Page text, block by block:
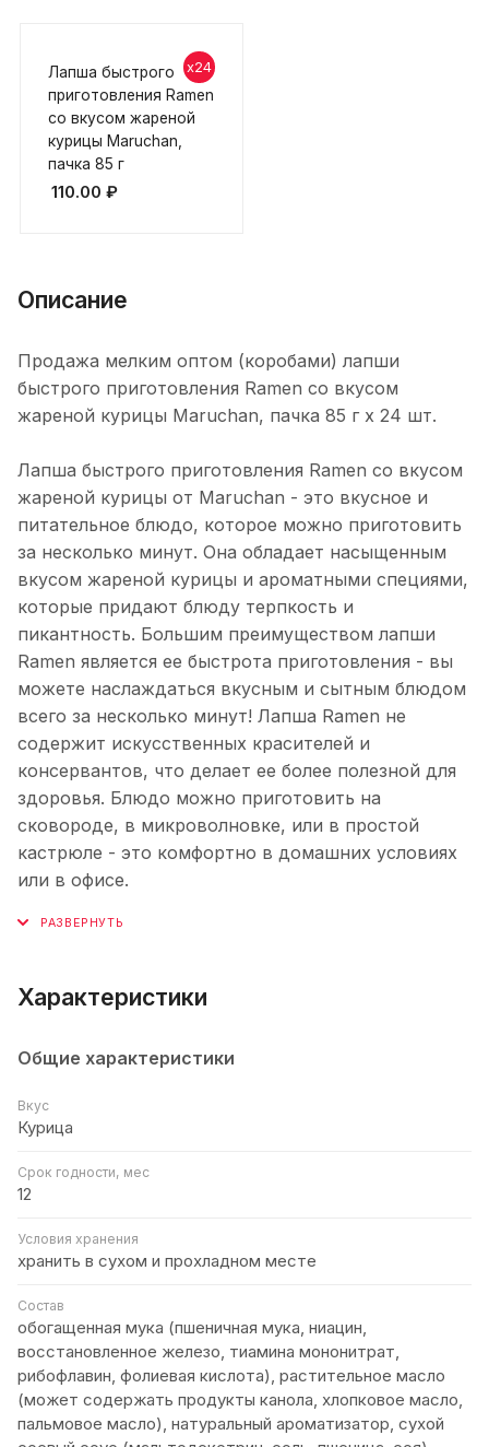
x24
Лапша быстрого
приготовления Ramen
со вкусом жареной
курицы Maruchan,
пачка 85 г
110.00 ₽
Описание
Продажа мелким оптом (коробами) лапши
быстрого приготовления Ramen со вкусом
жареной курицы Maruchan, пачка 85 г х 24 шт.
Лапша быстрого приготовления Ramen со вкусом
жареной курицы от Maruchan - это вкусное и
питательное блюдо, которое можно приготовить
за несколько минут. Она обладает насыщенным
вкусом жареной курицы и ароматными специями,
которые придают блюду терпкость и
пикантность. Большим преимуществом лапши
Ramen является ее быстрота приготовления - вы
можете наслаждаться вкусным и сытным блюдом
всего за несколько минут! Лапша Ramen не
содержит искусственных красителей и
консервантов, что делает ее более полезной для
здоровья. Блюдо можно приготовить на
сковороде, в микроволновке, или в простой
кастрюле - это комфортно в домашних условиях
или в офисе.
Характеристики
Общие характеристики
Вкус
Курица
Срок годности, мес
12
Условия хранения
хранить в сухом и прохладном месте
Состав
обогащенная мука (пшеничная мука, ниацин,
восстановленное железо, тиамина мононитрат,
рибофлавин, фолиевая кислота), растительное масло
(может содержать продукты канола, хлопковое масло,
пальмовое масло), натуральный ароматизатор, сухой